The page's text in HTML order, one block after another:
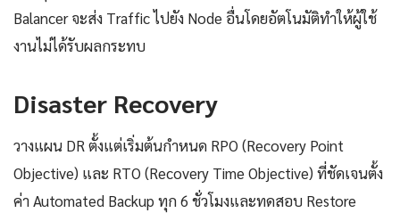
Balancer จะส่ง Traffic ไปยัง Node อื่นโดยอัตโนมัติทำให้ผู้ใช้
งานไม่ได้รับผลกระทบ
Disaster Recovery
วางแผน DR ตั้งแต่เริ่มต้นกำหนด RPO (Recovery Point
Objective) และ RTO (Recovery Time Objective) ที่ชัดเจนตั้ง
ค่า Automated Backup ทุก 6 ชั่วโมงและทดสอบ Restore